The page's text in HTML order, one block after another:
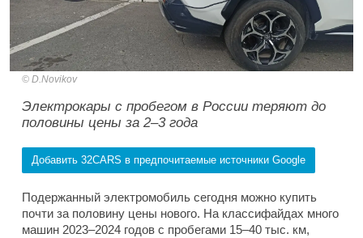
D.Novikov
Электрокары с пробегом в России теряют до
половины цены за 2–3 года
Добавить 32CARS в предпочитаемые источники Google
Подержанный электромобиль сегодня можно купить
почти за половину цены нового. На классифайдах много
машин 2023–2024 годов с пробегами 15–40 тыс. км,